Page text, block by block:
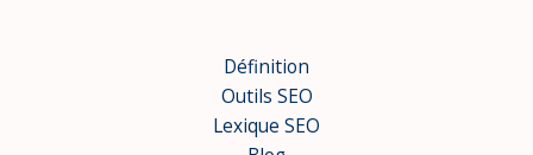
Définition
Outils SEO
Lexique SEO